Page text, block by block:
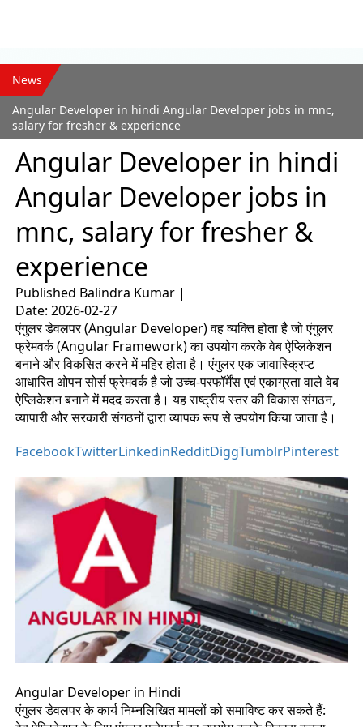
News
Angular Developer in hindi Angular Developer jobs in mnc,
salary for fresher & experience
Angular Developer in hindi
Angular Developer jobs in
mnc, salary for fresher &
experience
Published Balindra Kumar |
Date: 2026-02-27
एंगुलर डेवलपर (Angular Developer) वह व्यक्ति होता है जो एंगुलर
फ्रेमवर्क (Angular Framework) का उपयोग करके वेब ऐप्लिकेशन
बनाने और विकसित करने में महिर होता है। एंगुलर एक जावास्क्रिप्ट
आधारित ओपन सोर्स फ्रेमवर्क है जो उच्च-परफॉर्मेंस एवं एकाग्रता वाले वेब
ऐप्लिकेशन बनाने में मदद करता है। यह राष्ट्रीय स्तर की विकास संगठन,
व्यापारी और सरकारी संगठनों द्वारा व्यापक रूप से उपयोग किया जाता है।
FacebookTwitterLinkedinRedditDiggTumblrPinterest
Angular Developer in Hindi
एंगुलर डेवलपर के कार्य निम्नलिखित मामलों को समाविष्ट कर सकते हैं: